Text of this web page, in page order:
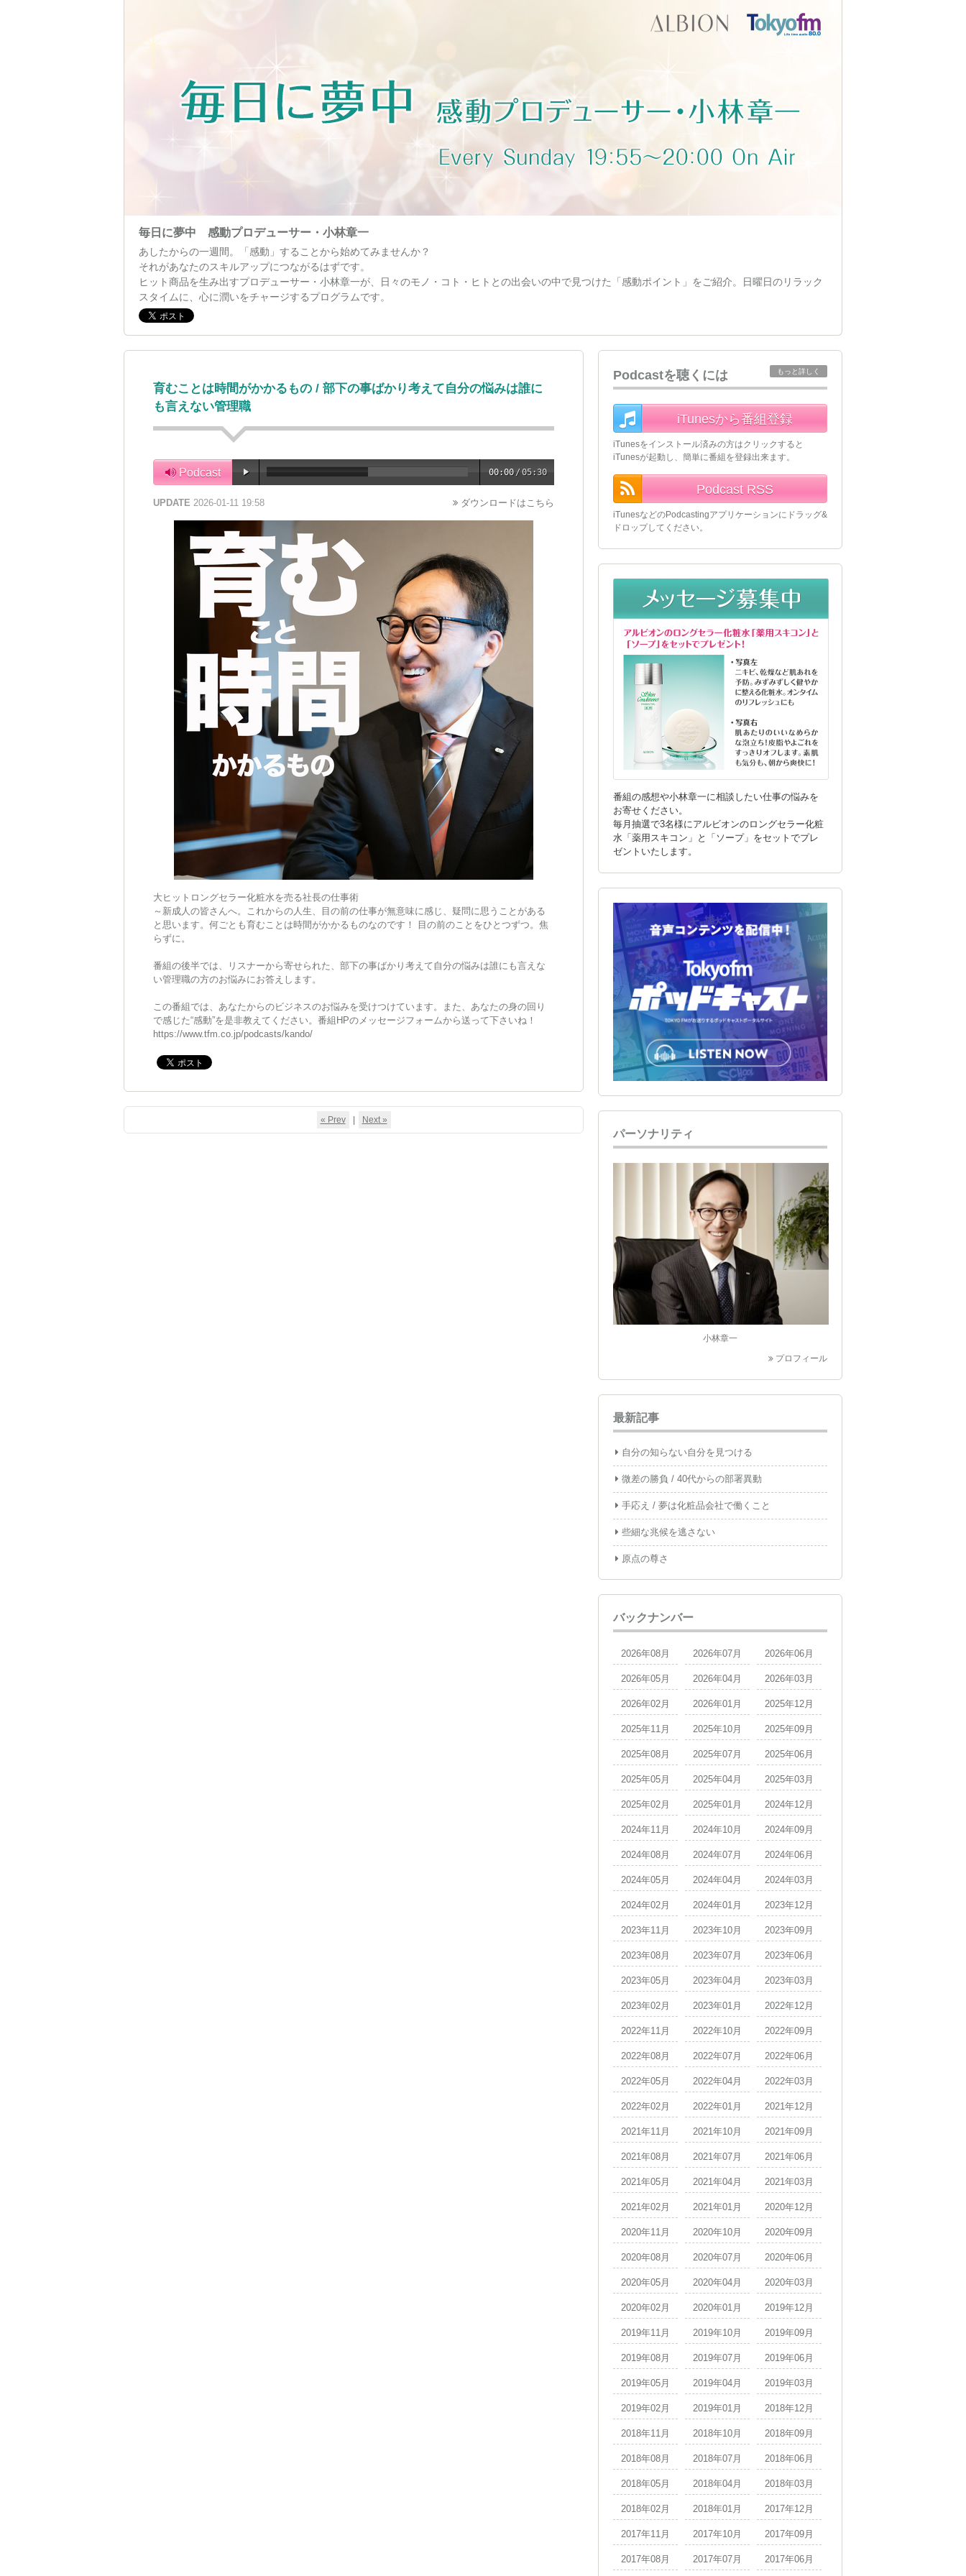
毎日に夢中 感動プロデューサー・小林章一
あしたからの一週間。「感動」することから始めてみませんか？
それがあなたのスキルアップにつながるはずです。
ヒット商品を生み出すプロデューサー・小林章一が、日々のモノ・コト・ヒトとの出会いの中で見つけた「感動ポイント」をご紹介。日曜日のリラック
スタイムに、心に潤いをチャージするプログラムです。
育むことは時間がかかるもの / 部下の事ばかり考えて自分の悩みは誰に
も言えない管理職
Podcast 00:00 /05:30
ダウンロードはこちら
UPDATE 2026-01-11 19:58
大ヒットロングセラー化粧水を売る社長の仕事術
～新成人の皆さんへ。これからの人生、目の前の仕事が無意味に感じ、疑問に思うことがある
と思います。何ごとも育むことは時間がかかるものなのです！ 目の前のことをひとつずつ。焦
らずに。
番組の後半では、リスナーから寄せられた、部下の事ばかり考えて自分の悩みは誰にも言えな
い管理職の方のお悩みにお答えします。
この番組では、あなたからのビジネスのお悩みを受けつけています。また、あなたの身の回り
で感じた“感動”を是非教えてください。番組HPのメッセージフォームから送って下さいね！
https://www.tfm.co.jp/podcasts/kando/
« Prev Next »
Podcastを聴くには もっと詳しく
iTunesから番組登録
iTunesをインストール済みの方はクリックすると
iTunesが起動し、簡単に番組を登録出来ます。
Podcast RSS
iTunesなどのPodcastingアプリケーションにドラッグ&
ドロップしてください。
番組の感想や小林章一に相談したい仕事の悩みを
お寄せください。
毎月抽選で3名様にアルビオンのロングセラー化粧
水「薬用スキコン」と「ソープ」をセットでプレ
ゼントいたします。
パーソナリティ
小林章一
プロフィール
最新記事
自分の知らない自分を見つける
微差の勝負 / 40代からの部署異動
手応え / 夢は化粧品会社で働くこと
些細な兆候を逃さない
原点の尊さ
バックナンバー
2026年08月 2026年07月 2026年06月
2026年05月 2026年04月 2026年03月
2026年02月 2026年01月 2025年12月
2025年11月 2025年10月 2025年09月
2025年08月 2025年07月 2025年06月
2025年05月 2025年04月 2025年03月
2025年02月 2025年01月 2024年12月
2024年11月 2024年10月 2024年09月
2024年08月 2024年07月 2024年06月
2024年05月 2024年04月 2024年03月
2024年02月 2024年01月 2023年12月
2023年11月 2023年10月 2023年09月
2023年08月 2023年07月 2023年06月
2023年05月 2023年04月 2023年03月
2023年02月 2023年01月 2022年12月
2022年11月 2022年10月 2022年09月
2022年08月 2022年07月 2022年06月
2022年05月 2022年04月 2022年03月
2022年02月 2022年01月 2021年12月
2021年11月 2021年10月 2021年09月
2021年08月 2021年07月 2021年06月
2021年05月 2021年04月 2021年03月
2021年02月 2021年01月 2020年12月
2020年11月 2020年10月 2020年09月
2020年08月 2020年07月 2020年06月
2020年05月 2020年04月 2020年03月
2020年02月 2020年01月 2019年12月
2019年11月 2019年10月 2019年09月
2019年08月 2019年07月 2019年06月
2019年05月 2019年04月 2019年03月
2019年02月 2019年01月 2018年12月
2018年11月 2018年10月 2018年09月
2018年08月 2018年07月 2018年06月
2018年05月 2018年04月 2018年03月
2018年02月 2018年01月 2017年12月
2017年11月 2017年10月 2017年09月
2017年08月 2017年07月 2017年06月